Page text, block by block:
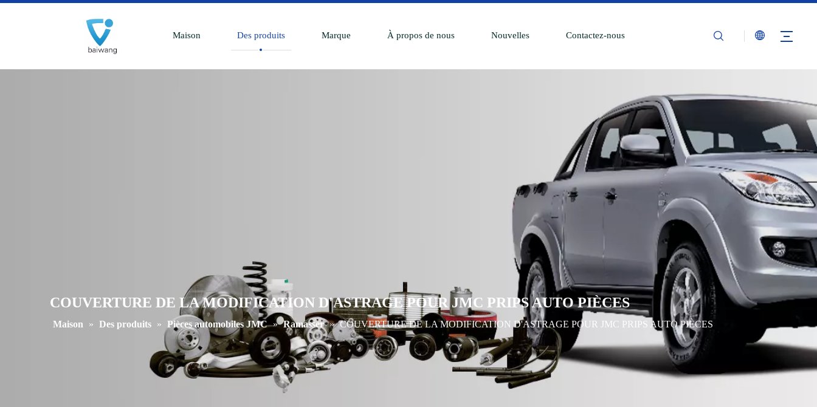
Maison Des produits Marque À propos de nous Nouvelles Contactez-nous
COUVERTURE DE LA MODIFICATION D'ASTRAGE POUR JMC PRIPS AUTO PIÈCES
Maison » Des produits » Pièces automobiles JMC » Ramasser » COUVERTURE DE LA MODIFICATION D'ASTRAGE POUR JMC PRIPS AUTO PIÈCES